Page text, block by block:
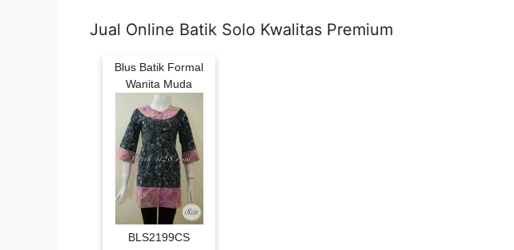
Jual Online Batik Solo Kwalitas Premium
Blus Batik Formal
Wanita Muda
BLS2199CS